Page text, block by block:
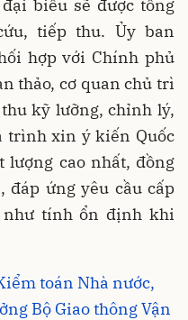
biểu sẽ được tổng
tiếp thu. Ủy ban
hợp với Chính phủ
thảo, cơ quan chủ trì
kỹ lưỡng, chỉnh lý,
trình xin ý kiến Quốc
lượng cao nhất, đồng
ứng yêu cầu cấp
như tính ổn định khi
toán Nhà nước,
Bộ Giao thông Vận